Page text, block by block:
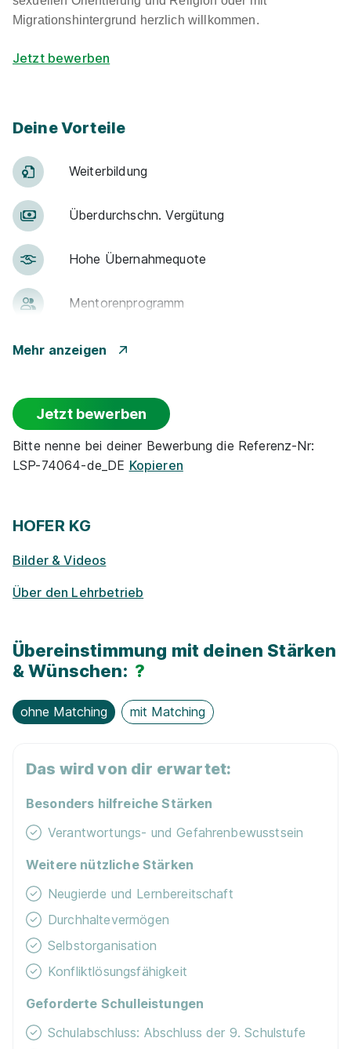
Migrationshintergrund herzlich willkommen.
Jetzt bewerben
Deine Vorteile
Weiter­bildung
Über­durch­schn. Ver­gü­tung
Hohe Über­nah­me­quote
Men­to­ren­pro­gramm
Betr. Alters­vor­sorge
Rabatte
Ge­sund­heits­maß­nah­men
Zu­satz­qua­li­fi­ka­tio­nen
Exkur­sionen
Mehr anzeigen
Jetzt bewerben
Bitte nenne bei deiner Bewerbung die Referenz-Nr:
LSP-74064-de_DE Kopieren
HOFER KG
Bilder & Videos
Über den Lehrbetrieb
Übereinstimmung mit deinen Stärken
& Wünschen: ?
ohne Matching mit Matching
Das wird von dir erwartet:
Besonders hilfreiche Stärken
Verantwortungs- und Gefahrenbewusstsein
Weitere nützliche Stärken
Neugierde und Lernbereitschaft
Durchhaltevermögen
Selbstorganisation
Konfliktlösungsfähigkeit
Geforderte Schulleistungen
Schulabschluss: Abschluss der 9. Schulstufe